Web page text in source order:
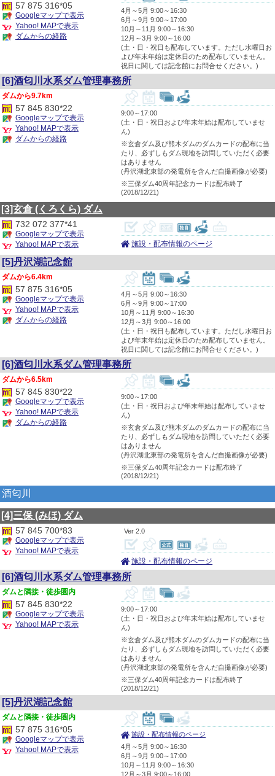
4月～5月 9:00～16:30
6月～9月 9:00～17:00
10月～11月 9:00～16:30
12月～3月 9:00～16:00
(土・日・祝日も配布しています。ただし水曜日お
よび年末年始は定休日のため配布していません。
祝日に関しては記念館にお問合せください。)
57 875 316*05
Googleマップで表示
Yahoo! MAPで表示
ダムからの経路
[6]酒匂川水系ダム管理事務所
9:00～17:00
(土・日・祝日および年末年始は配布していませ
ん)
※玄倉ダム及び熊木ダムのダムカードの配布に当
たり、必ずしもダム現地を訪問していただく必要
はありません
(丹沢湖北東部の発電所を含んだ自撮画像が必要)
※三保ダム40周年記念カードは配布終了
(2018/12/21)
9.7km
57 845 830*22
Googleマップで表示
Yahoo! MAPで表示
ダムからの経路
[3]玄倉 (くろくら) ダム
施設・配布情報のページ
732 072 377*41
Googleマップで表示
Yahoo! MAPで表示
[5]丹沢湖記念館
4月～5月 9:00～16:30
6月～9月 9:00～17:00
10月～11月 9:00～16:30
12月～3月 9:00～16:00
(土・日・祝日も配布しています。ただし水曜日お
よび年末年始は定休日のため配布していません。
祝日に関しては記念館にお問合せください。)
6.4km
57 875 316*05
Googleマップで表示
Yahoo! MAPで表示
ダムからの経路
[6]酒匂川水系ダム管理事務所
9:00～17:00
(土・日・祝日および年末年始は配布していませ
ん)
※玄倉ダム及び熊木ダムのダムカードの配布に当
たり、必ずしもダム現地を訪問していただく必要
はありません
(丹沢湖北東部の発電所を含んだ自撮画像が必要)
※三保ダム40周年記念カードは配布終了
(2018/12/21)
6.5km
57 845 830*22
Googleマップで表示
Yahoo! MAPで表示
ダムからの経路
酒匂川
[4]三保 (みほ) ダム
2.0
施設・配布情報のページ
57 845 700*83
Googleマップで表示
Yahoo! MAPで表示
[6]酒匂川水系ダム管理事務所
9:00～17:00
(土・日・祝日および年末年始は配布していませ
ん)
※玄倉ダム及び熊木ダムのダムカードの配布に当
たり、必ずしもダム現地を訪問していただく必要
はありません
(丹沢湖北東部の発電所を含んだ自撮画像が必要)
※三保ダム40周年記念カードは配布終了
(2018/12/21)
隣接・徒歩圏内
57 845 830*22
Googleマップで表示
Yahoo! MAPで表示
[5]丹沢湖記念館
施設・配布情報のページ
4月～5月 9:00～16:30
6月～9月 9:00～17:00
10月～11月 9:00～16:30
12月～3月 9:00～16:00
隣接・徒歩圏内
57 875 316*05
Googleマップで表示
Yahoo! MAPで表示